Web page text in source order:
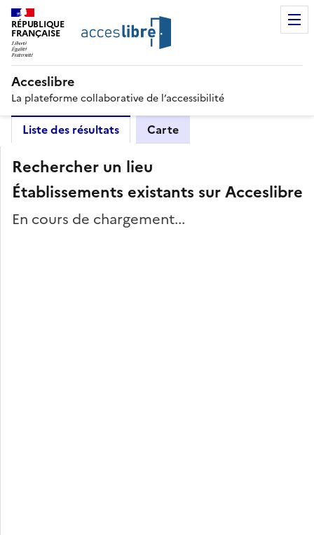
RÉPUBLIQUE
FRANÇAISE
Acceslibre
La plateforme collaborative de l’accessibilité
Liste des résultats Carte
Rechercher un lieu
Établissements existants sur Acceslibre
En cours de chargement...